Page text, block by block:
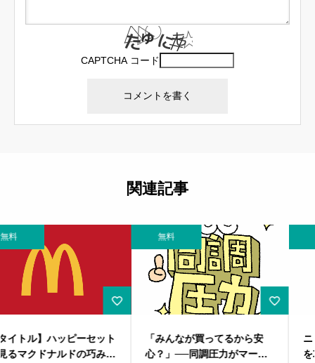
CAPTCHA コード
関連記事
「みんなが買ってるから安
心？」──同調圧力がマーケ
無料
ニッチ市場のマーケティング
を攻略せよ！ブルーオーシャ